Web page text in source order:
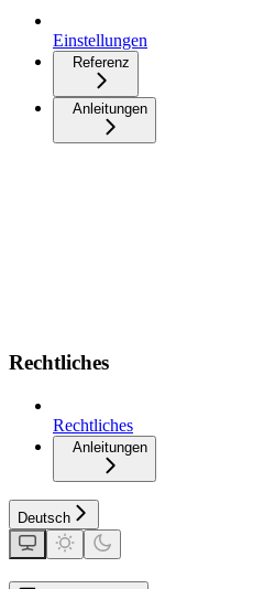
Einstellungen
Referenz
Anleitungen
Rechtliches
Rechtliches
Anleitungen
Deutsch